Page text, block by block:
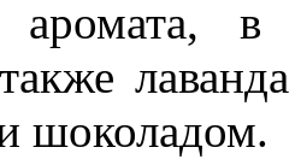
аромата,
шоколадом.